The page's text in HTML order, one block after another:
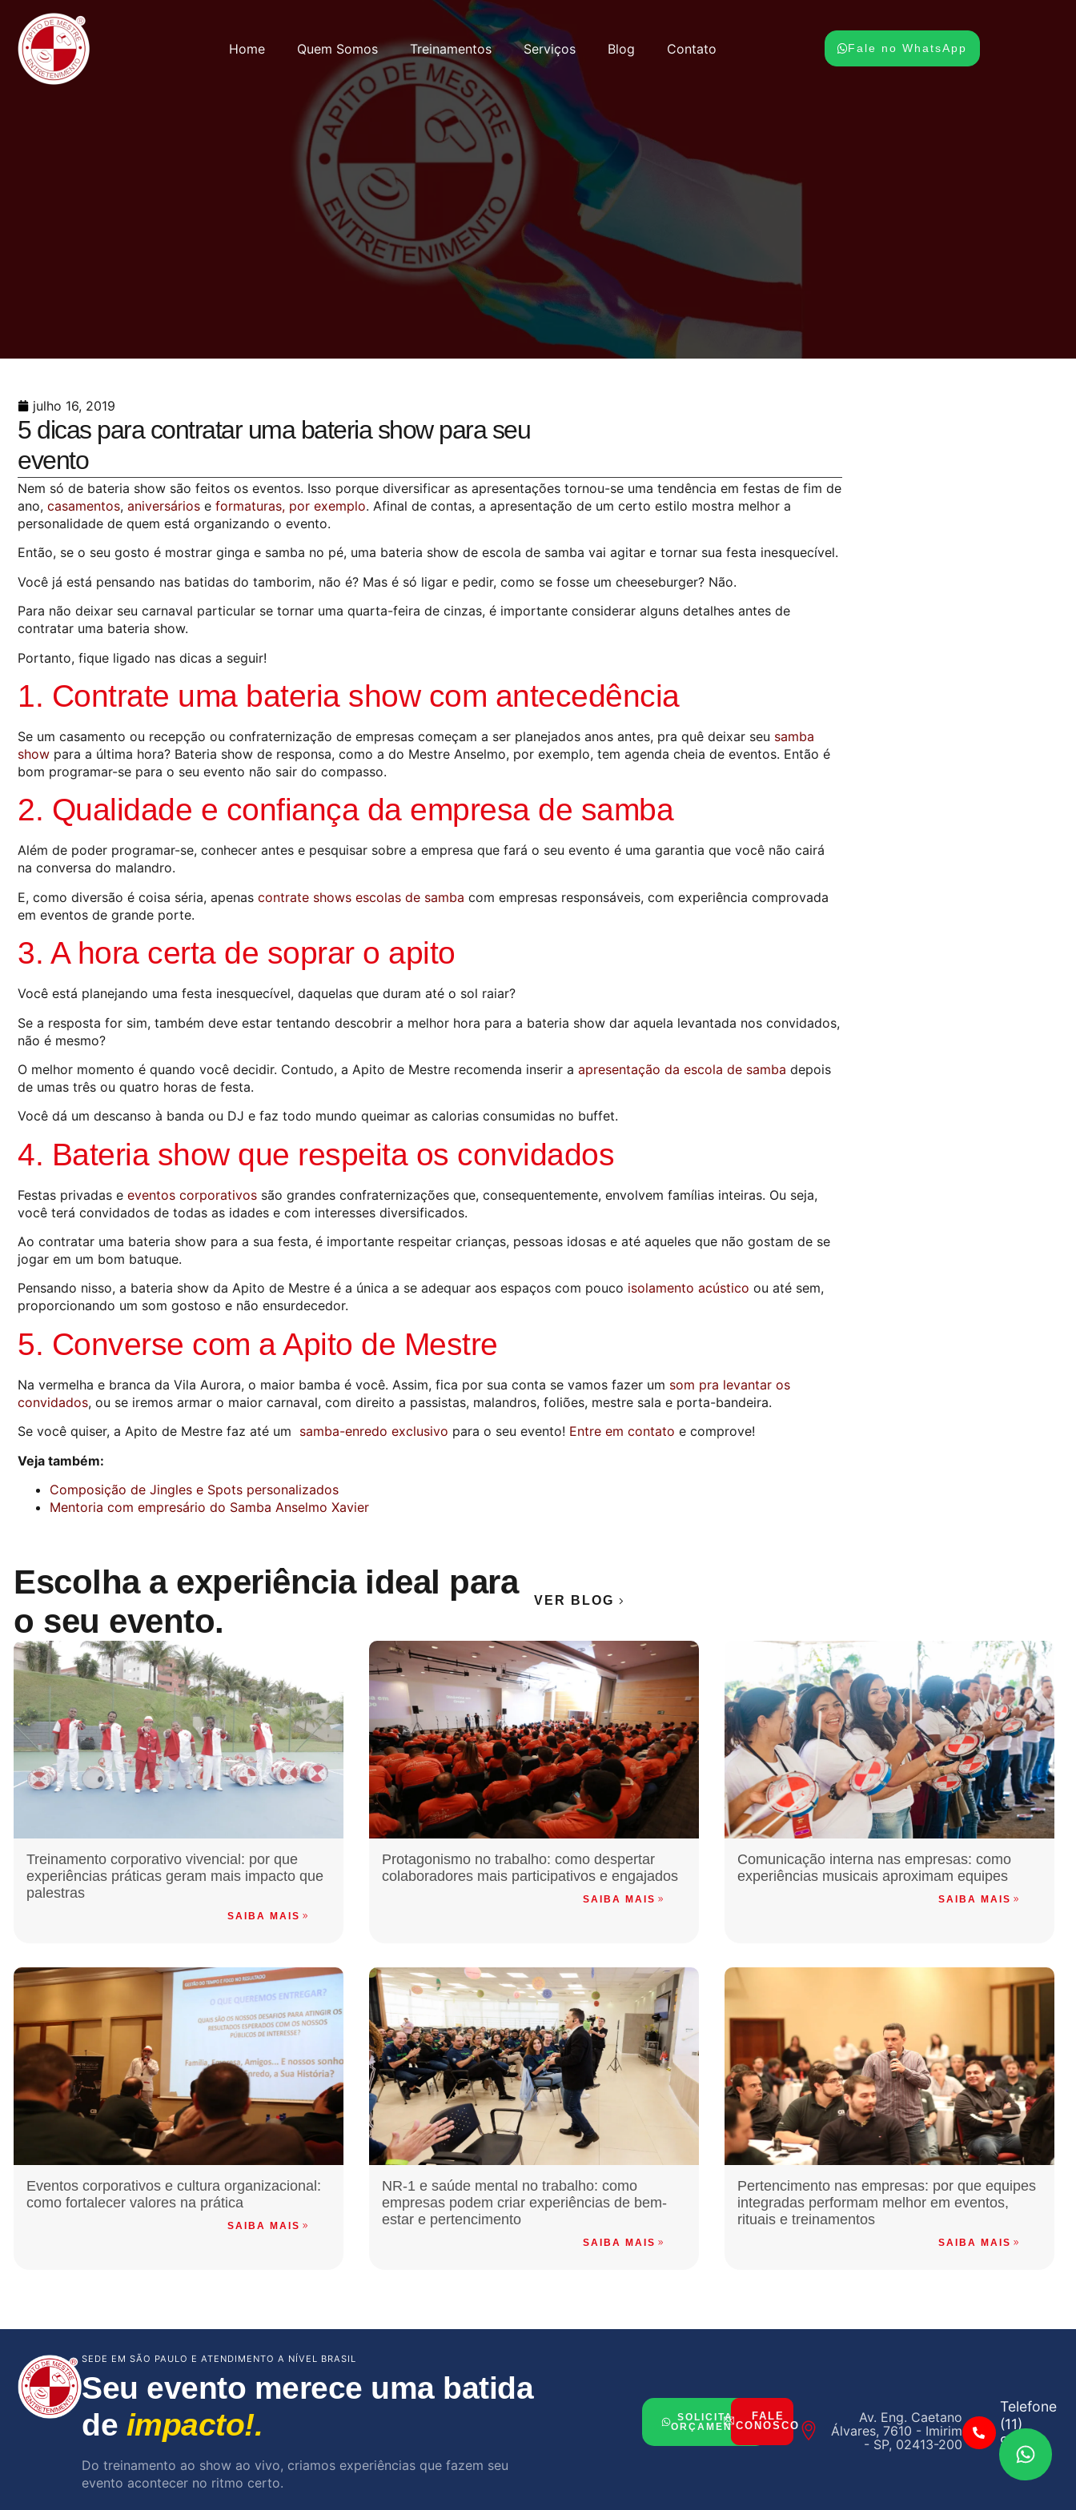
Home Quem Somos Treinamentos Serviços Blog Contato Fale no WhatsApp
julho 16, 2019
5 dicas para contratar uma bateria show para seu
evento
Nem só de bateria show são feitos os eventos. Isso porque diversificar as apresentações tornou-se uma tendência em festas de fim de
ano, casamentos, aniversários e formaturas, por exemplo. Afinal de contas, a apresentação de um certo estilo mostra melhor a
personalidade de quem está organizando o evento.
Então, se o seu gosto é mostrar ginga e samba no pé, uma bateria show de escola de samba vai agitar e tornar sua festa inesquecível.
Você já está pensando nas batidas do tamborim, não é? Mas é só ligar e pedir, como se fosse um cheeseburger? Não.
Para não deixar seu carnaval particular se tornar uma quarta-feira de cinzas, é importante considerar alguns detalhes antes de
contratar uma bateria show.
Portanto, fique ligado nas dicas a seguir!
1. Contrate uma bateria show com antecedência
Se um casamento ou recepção ou confraternização de empresas começam a ser planejados anos antes, pra quê deixar seu samba
show para a última hora? Bateria show de responsa, como a do Mestre Anselmo, por exemplo, tem agenda cheia de eventos. Então é
bom programar-se para o seu evento não sair do compasso.
2. Qualidade e confiança da empresa de samba
Além de poder programar-se, conhecer antes e pesquisar sobre a empresa que fará o seu evento é uma garantia que você não cairá
na conversa do malandro.
E, como diversão é coisa séria, apenas contrate shows escolas de samba com empresas responsáveis, com experiência comprovada
em eventos de grande porte.
3. A hora certa de soprar o apito
Você está planejando uma festa inesquecível, daquelas que duram até o sol raiar?
Se a resposta for sim, também deve estar tentando descobrir a melhor hora para a bateria show dar aquela levantada nos convidados,
não é mesmo?
O melhor momento é quando você decidir. Contudo, a Apito de Mestre recomenda inserir a apresentação da escola de samba depois
de umas três ou quatro horas de festa.
Você dá um descanso à banda ou DJ e faz todo mundo queimar as calorias consumidas no buffet.
4. Bateria show que respeita os convidados
Festas privadas e eventos corporativos são grandes confraternizações que, consequentemente, envolvem famílias inteiras. Ou seja,
você terá convidados de todas as idades e com interesses diversificados.
Ao contratar uma bateria show para a sua festa, é importante respeitar crianças, pessoas idosas e até aqueles que não gostam de se
jogar em um bom batuque.
Pensando nisso, a bateria show da Apito de Mestre é a única a se adequar aos espaços com pouco isolamento acústico ou até sem,
proporcionando um som gostoso e não ensurdecedor.
5. Converse com a Apito de Mestre
Na vermelha e branca da Vila Aurora, o maior bamba é você. Assim, fica por sua conta se vamos fazer um som pra levantar os
convidados, ou se iremos armar o maior carnaval, com direito a passistas, malandros, foliões, mestre sala e porta-bandeira.
Se você quiser, a Apito de Mestre faz até um samba-enredo exclusivo para o seu evento! Entre em contato e comprove!
Veja também:
Composição de Jingles e Spots personalizados
Mentoria com empresário do Samba Anselmo Xavier
Escolha a experiência ideal para
o seu evento.
VER BLOG
Treinamento corporativo vivencial: por que
experiências práticas geram mais impacto que
palestras
SAIBA MAIS
Protagonismo no trabalho: como despertar
colaboradores mais participativos e engajados
SAIBA MAIS
Comunicação interna nas empresas: como
experiências musicais aproximam equipes
SAIBA MAIS
Eventos corporativos e cultura organizacional:
como fortalecer valores na prática
SAIBA MAIS
NR-1 e saúde mental no trabalho: como
empresas podem criar experiências de bem-
estar e pertencimento
SAIBA MAIS
Pertencimento nas empresas: por que equipes
integradas performam melhor em eventos,
rituais e treinamentos
SAIBA MAIS
SEDE EM SÃO PAULO E ATENDIMENTO A NÍVEL BRASIL
Seu evento merece uma batida
de impacto!.
Do treinamento ao show ao vivo, criamos experiências que fazem seu
evento acontecer no ritmo certo.
SOLICITAR
ORÇAMENTO
FALE
CONOSCO
Av. Eng. Caetano
Álvares, 7610 - Imirim
- SP, 02413-200
Telefone
(11)
97842-
6658